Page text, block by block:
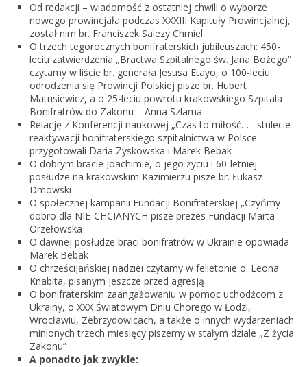
Od redakcji – wiadomość z ostatniej chwili o wyborze
nowego prowincjała podczas XXXIII Kapituły Prowincjalnej,
został nim br. Franciszek Salezy Chmiel
O trzech tegorocznych bonifraterskich jubileuszach: 450-
leciu zatwierdzenia „Bractwa Szpitalnego św. Jana Bożego”
czytamy w liście br. generała Jesusa Etayo, o 100-leciu
odrodzenia się Prowincji Polskiej pisze br. Hubert
Matusiewicz, a o 25-leciu powrotu krakowskiego Szpitala
Bonifratrów do Zakonu – Anna Szlama
Relację z Konferencji naukowej „Czas to miłość…– stulecie
reaktywacji bonifraterskiego szpitalnictwa w Polsce
przygotowali Daria Zyskowska i Marek Bebak
O dobrym bracie Joachimie, o jego życiu i 60-letniej
posłudze na krakowskim Kazimierzu pisze br. Łukasz
Dmowski
O społecznej kampanii Fundacji Bonifraterskiej „Czyńmy
dobro dla NIE-CHCIANYCH pisze prezes Fundacji Marta
Orzełowska
O dawnej posłudze braci bonifratrów w Ukrainie opowiada
Marek Bebak
O chrześcijańskiej nadziei czytamy w felietonie o. Leona
Knabita, pisanym jeszcze przed agresją
O bonifraterskim zaangażowaniu w pomoc uchodźcom z
Ukrainy, o XXX Światowym Dniu Chorego w Łodzi,
Wrocławiu, Zebrzydowicach, a także o innych wydarzeniach
minionych trzech miesięcy piszemy w stałym dziale „Z życia
Zakonu”
A ponadto jak zwykle: